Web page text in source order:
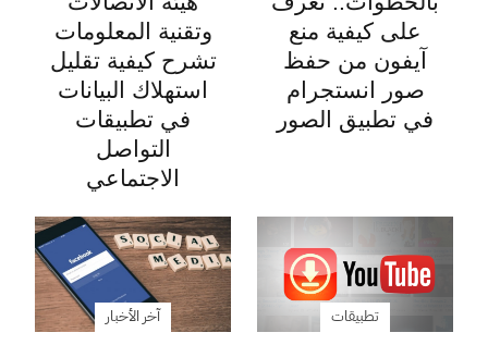
على كيفية منع
آيفون من حفظ
صور انستجرام
في تطبيق الصور
وتقنية المعلومات
تشرح كيفية تقليل
استهلاك البيانات
في تطبيقات
التواصل
الاجتماعي
تطبيقات آخر الأخبار